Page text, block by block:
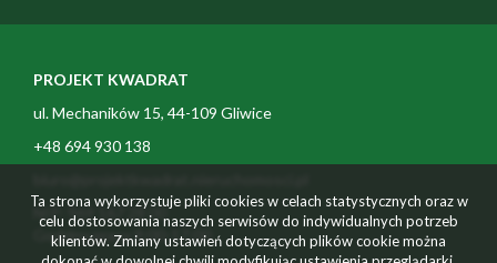
PROJEKT KWADRAT
ul. Mechaników 15, 44-109 Gliwice
+48 694 930 138
NIP: 969 167 28 00
Godziny pracy 9:00-17:00
Ta strona wykorzystuje pliki cookies w celach statystycznych oraz w
celu dostosowania naszych serwisów do indywidualnych potrzeb
klientów. Zmiany ustawień dotyczących plików cookie można